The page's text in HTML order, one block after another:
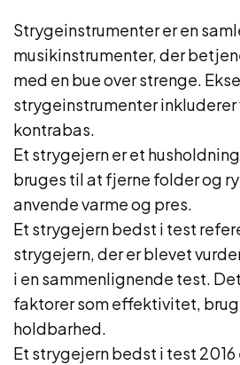
Strygeinstrumenter er en
musikinstrumenter, der
med en bue over strenge.
strygeinstrumenter
kontrabas.
Et strygejern er et
bruges til at fjerne folder og
anvende varme og pres.
Et strygejern bedst i test
strygejern, der er blevet
i en sammenlignende test.
faktorer som effektivitet,
holdbarhed.
Et strygejern bedst i test